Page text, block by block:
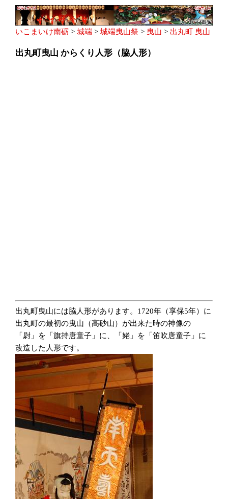
いこまいけ南砺 > 城端 > 城端曳山祭 > 曳山 > 出丸町 曳山
出丸町曳山 からくり人形（脇人形）
出丸町曳山には脇人形があります。1720年（享保5年）に
出丸町の最初の曳山（高砂山）が出来た時の神像の
「尉」を「旗持唐童子」に、「姥」を「笛吹唐童子」に
改造した人形です。